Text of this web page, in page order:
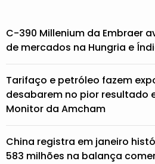
C-390 Millenium da Embraer
de mercados na Hungria e
Tarifaço e petróleo fazem
desabarem no pior resultado
Monitor da Amcham
China registra em janeiro
583 milhões na balança